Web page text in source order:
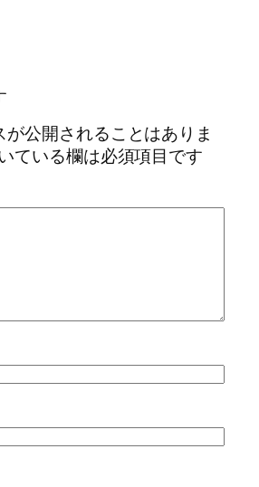
が公開されることはありま
ている欄は必須項目です